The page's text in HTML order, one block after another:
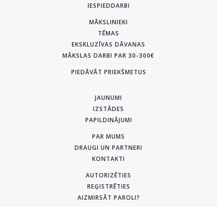
IESPIEDDARBI
MĀKSLINIEKI
TĒMAS
EKSKLUZĪVAS DĀVANAS
MĀKSLAS DARBI PAR 30-300€
PIEDĀVĀT PRIEKŠMETUS
JAUNUMI
IZSTĀDES
PAPILDINĀJUMI
PAR MUMS
DRAUGI UN PARTNERI
KONTAKTI
AUTORIZĒTIES
REĢISTRĒTIES
AIZMIRSĀT PAROLI?